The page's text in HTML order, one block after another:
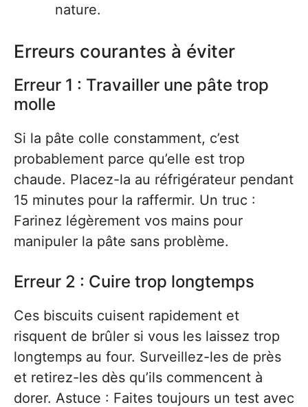
nature.
Erreurs courantes à éviter
Erreur 1 : Travailler une pâte trop
molle
Si la pâte colle constamment, c’est
probablement parce qu’elle est trop
chaude. Placez-la au réfrigérateur pendant
15 minutes pour la raffermir. Un truc :
Farinez légèrement vos mains pour
manipuler la pâte sans problème.
Erreur 2 : Cuire trop longtemps
Ces biscuits cuisent rapidement et
risquent de brûler si vous les laissez trop
longtemps au four. Surveillez-les de près
et retirez-les dès qu’ils commencent à
dorer. Astuce : Faites toujours un test avec